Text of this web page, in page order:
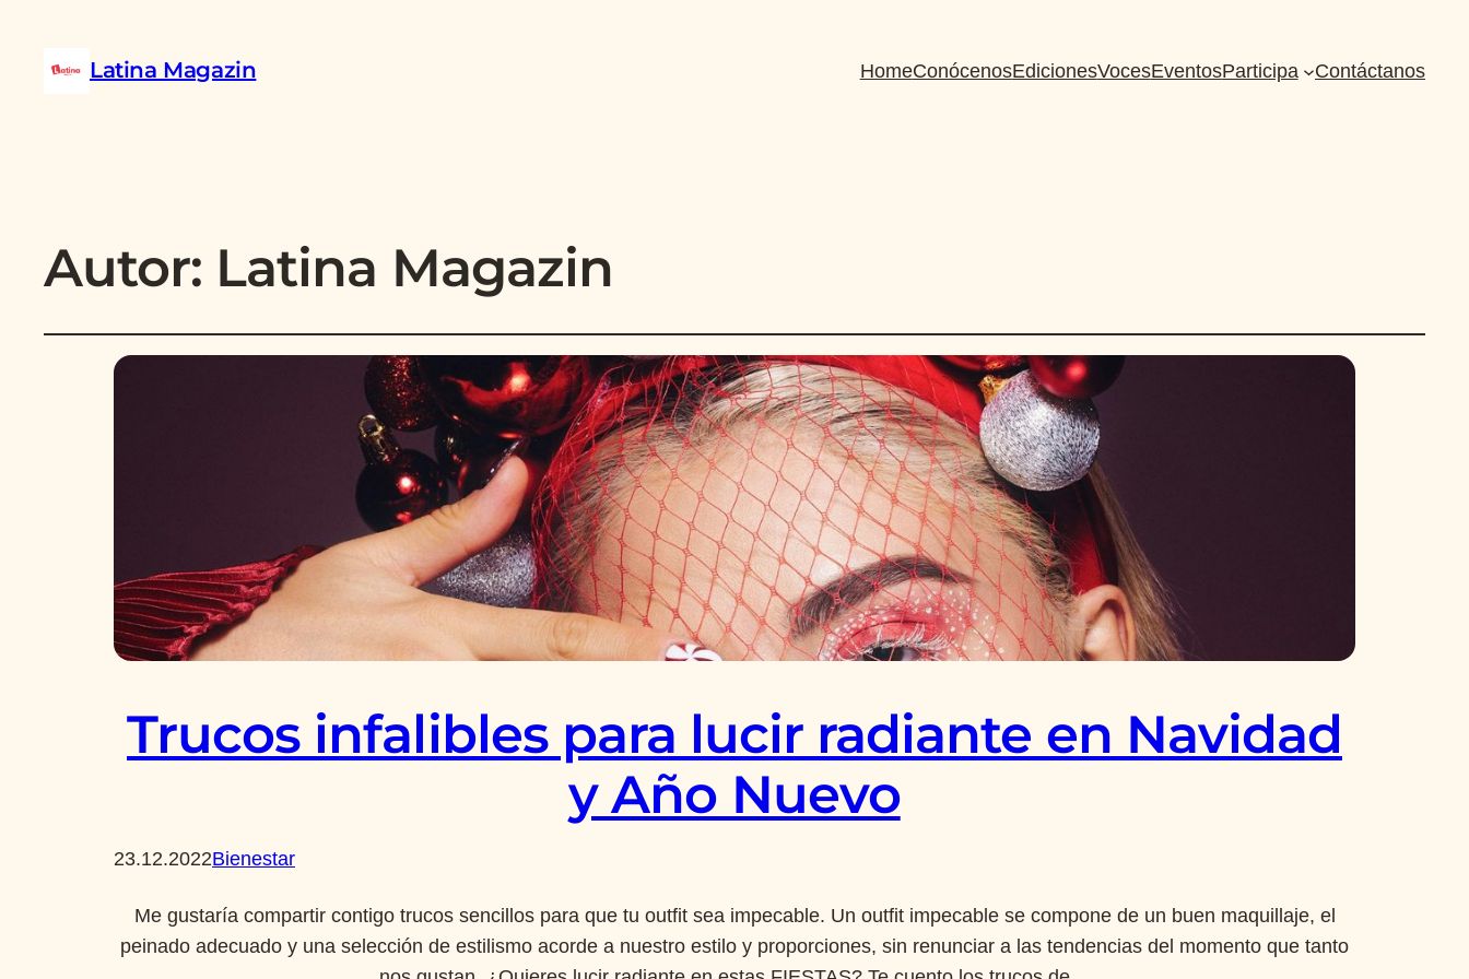
Latina Magazin HomeConócenosEdicionesVocesEventosParticipa Contáctanos
Autor: Latina Magazin
Trucos infalibles para lucir radiante en Navidad
y Año Nuevo
23.12.2022Bienestar
Me gustaría compartir contigo trucos sencillos para que tu outfit sea impecable. Un outfit impecable se compone de un buen maquillaje, el
peinado adecuado y una selección de estilismo acorde a nuestro estilo y proporciones, sin renunciar a las tendencias del momento que tanto